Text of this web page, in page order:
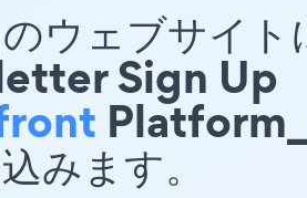
ウェブサイト
Sign Up
みます。